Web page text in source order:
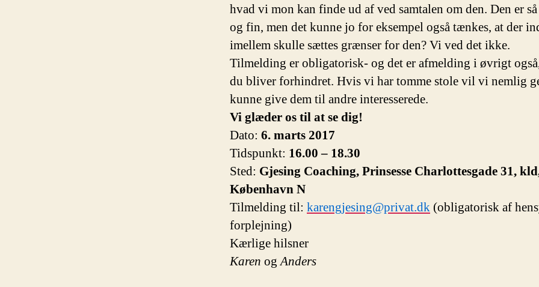
hvad vi mon kan finde ud af ved samtalen om den. Den er
og fin, men det kunne jo for eksempel også tænkes, at der
imellem skulle sættes grænser for den? Vi ved det ikke.
Tilmelding er obligatorisk- og det er afmelding i øvrigt
du bliver forhindret. Hvis vi har tomme stole vil vi nemlig
kunne give dem til andre interesserede.
Vi glæder os til at se dig!
Dato: 6. marts 2017
Tidspunkt: 16.00 – 18.30
Sted: Gjesing Coaching, Prinsesse Charlottesgade 31,
København N
Tilmelding til: karengjesing@privat.dk (obligatorisk af
forplejning)
Kærlige hilsner
Karen ogAnders